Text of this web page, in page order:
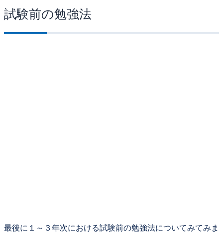
試験前の勉強法
最後に１～３年次における試験前の勉強法についてみてみま